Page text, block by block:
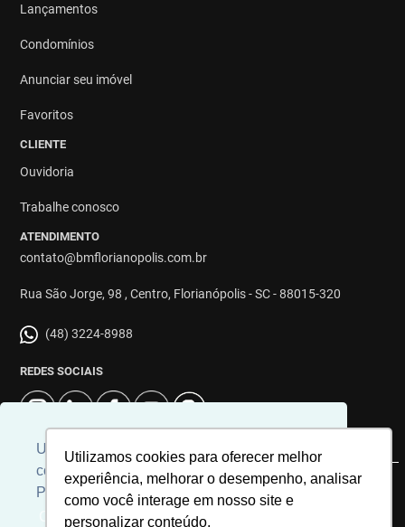
Usamos cookies para personalizar
conteúdos e melhorar a sua experiência.
Para ver nossa política de cookies
Clique aqui
Utilizamos cookies para oferecer melhor
experiência, melhorar o desempenho, analisar
como você interage em nosso site e
personalizar conteúdo.
Lançamentos
Condomínios
Anunciar seu imóvel
Favoritos
CLIENTE
Ouvidoria
Trabalhe conosco
ATENDIMENTO
contato@bmflorianopolis.com.br
Rua São Jorge, 98 , Centro, Florianópolis - SC - 88015-320
(48) 3224-8988
REDES SOCIAIS
© 2026 | Imobiliária BM Florianópolis | CRECI: 8863J | Desenvolvido
Universal Software.